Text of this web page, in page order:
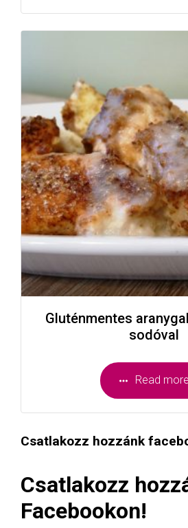
Gluténmentes
sodóval
Read more
Csatlakozz hozzánk
Csatlakozz
Facebookon!